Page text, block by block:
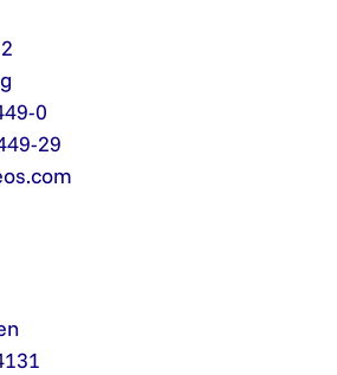
0
29